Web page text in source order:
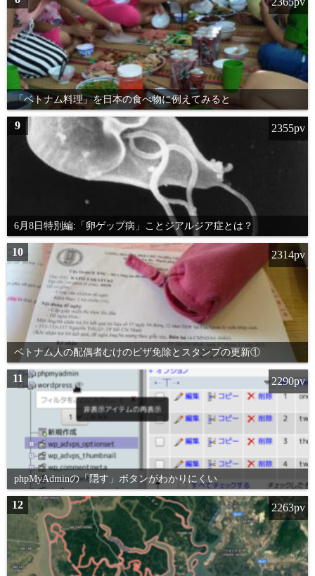
「ベトナム料理」を日本の食べ物に例えてみると
9
6月8日特別編:「卵ゲップ病」ことジアルジア症とは？
2355pv
10
ベトナム人の配偶者むけのビザ免除とスタンプの更新①
2314pv
11
phpMyAdminの「隠す」ボタンがわかりにくい
2290pv
12 2263pv